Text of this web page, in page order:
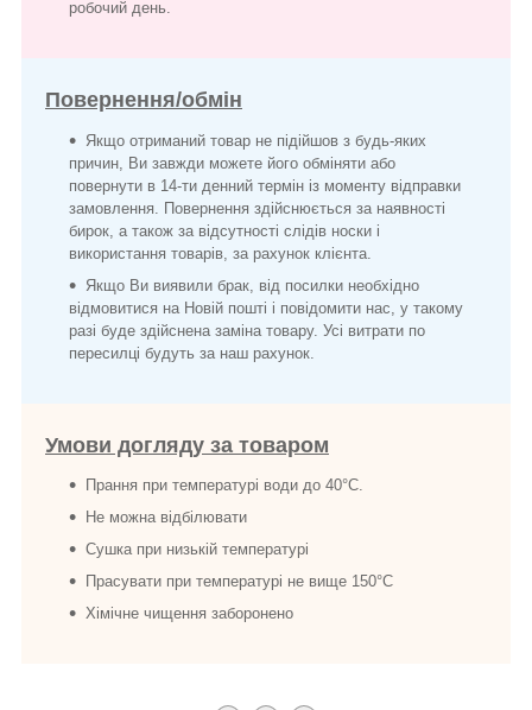
робочий день.
Повернення/обмін
Якщо отриманий товар не підійшов з будь-яких
причин, Ви завжди можете його обміняти або
повернути в 14-ти денний термін із моменту відправки
замовлення. Повернення здійснюється за наявності
бирок, а також за відсутності слідів носки і
використання товарів, за рахунок клієнта.
Якщо Ви виявили брак, від посилки необхідно
відмовитися на Новій пошті і повідомити нас, у такому
разі буде здійснена заміна товару. Усі витрати по
пересилці будуть за наш рахунок.
Умови догляду за товаром
Прання при температурі води до 40°C.
Не можна відбілювати
Сушка при низькій температурі
Прасувати при температурі не вище 150°C
Хімічне чищення заборонено